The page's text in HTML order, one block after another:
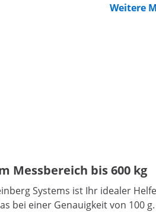
Weitere
Messbereich bis 600 kg
Systems ist Ihr idealer
bei einer Genauigkeit von 100